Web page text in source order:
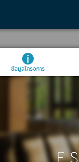
ข้อมูลโครงการ